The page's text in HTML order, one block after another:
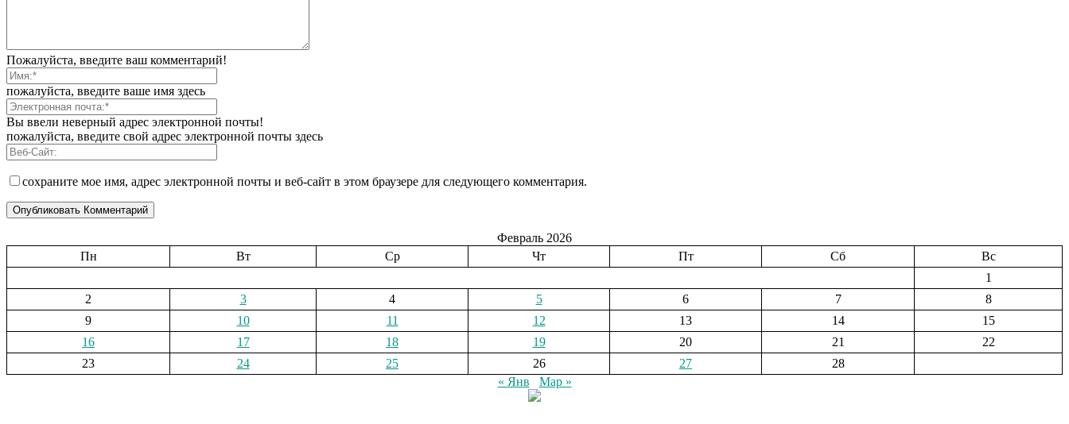
Пожалуйста, введите ваш комментарий!
пожалуйста, введите ваше имя здесь
Вы ввели неверный адрес электронной почты!
пожалуйста, введите свой адрес электронной почты здесь
сохраните мое имя, адрес электронной почты и веб-сайт в этом браузере для следующего комментария.
Февраль 2026
Пн
Вт Ср Чт Пт Сб
Вс
1
2
3 4 5 6 7
8
9
10 11 12 13 14
15
16
17 18 19 20 21
22
23
24 25 26 27
28
« Янв
Мар »